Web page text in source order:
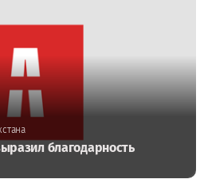
благодарность